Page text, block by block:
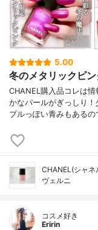
5.00
冬のメタリックピ
CHANEL購入品コレは
かなパールがぎっしり
プルっぽい青みもある
CHANEL(シャネ
ヴェルニ
コスメ好き
Eririn